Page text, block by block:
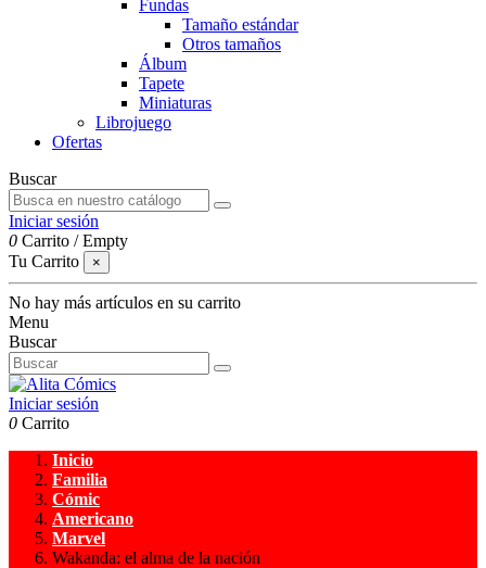
Fundas
Tamaño estándar
Otros tamaños
Álbum
Tapete
Miniaturas
Librojuego
Ofertas
Buscar
Iniciar sesión
0 Carrito /Empty
Tu Carrito
×
No hay más artículos en su carrito
Menu
Buscar
Iniciar sesión
0 Carrito
Inicio
Familia
Cómic
Americano
Marvel
Wakanda: el alma de la nación